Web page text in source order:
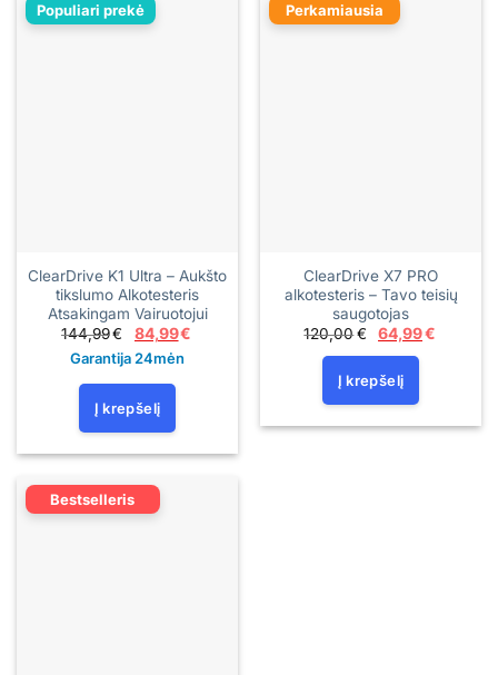
Populiari prekė
ClearDrive K1 Ultra – Aukšto
tikslumo Alkotesteris
Atsakingam Vairuotojui
144,99€
Original
price
was:
84,99€
Garantija 24mėn
Į krepšelį
Perkamiausia
ClearDrive X7 PRO
alkotesteris – Tavo teisių
saugotojas
120,00€
Original
price
was:
120,00€.
64,99€
Į krepšelį
Bestselleris